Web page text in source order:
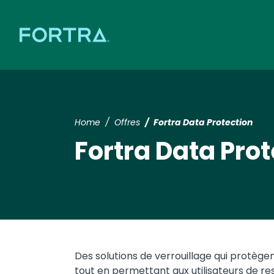
Home Offres Fortra Data Protection
Fortra Data
Des solutions de verrouillage qui
tout en permettant aux utilisateurs de